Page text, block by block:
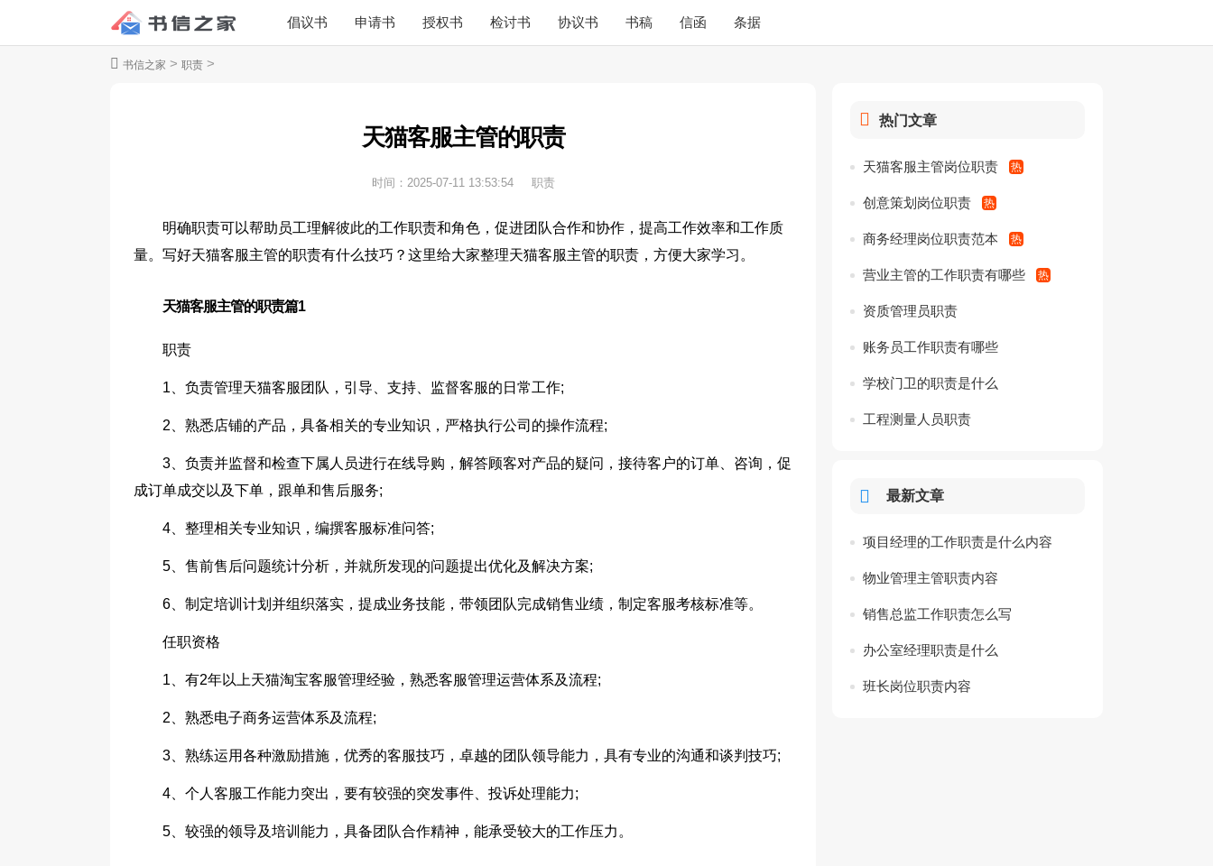
倡议书 申请书 授权书 检讨书 协议书 书稿 信函 条据
书信之家 > 职责 >
天猫客服主管的职责
时间： 2025-07-11 13:53:54 职责
明确职责可以帮助员工理解彼此的工作职责和角色，促进团队合作和协作，提高工作效率和工作质
量。写好天猫客服主管的职责有什么技巧？这里给大家整理天猫客服主管的职责，方便大家学习。
天猫客服主管的职责篇1
职责
1、负责管理天猫客服团队，引导、支持、监督客服的日常工作;
2、熟悉店铺的产品，具备相关的专业知识，严格执行公司的操作流程;
3、负责并监督和检查下属人员进行在线导购，解答顾客对产品的疑问，接待客户的订单、咨询，促
成订单成交以及下单，跟单和售后服务;
4、整理相关专业知识，编撰客服标准问答;
5、售前售后问题统计分析，并就所发现的问题提出优化及解决方案;
6、制定培训计划并组织落实，提成业务技能，带领团队完成销售业绩，制定客服考核标准等。
任职资格
1、有2年以上天猫淘宝客服管理经验，熟悉客服管理运营体系及流程;
2、熟悉电子商务运营体系及流程;
3、熟练运用各种激励措施，优秀的客服技巧，卓越的团队领导能力，具有专业的沟通和谈判技巧;
4、个人客服工作能力突出，要有较强的突发事件、投诉处理能力;
5、较强的领导及培训能力，具备团队合作精神，能承受较大的工作压力。
热门文章
天猫客服主管岗位职责
创意策划岗位职责
商务经理岗位职责范本
营业主管的工作职责有哪些
资质管理员职责
账务员工作职责有哪些
学校门卫的职责是什么
工程测量人员职责
最新文章
项目经理的工作职责是什么内容
物业管理主管职责内容
销售总监工作职责怎么写
办公室经理职责是什么
班长岗位职责内容